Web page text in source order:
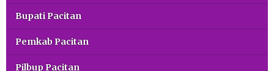
Bupati Pacitan
Pemkab Pacitan
Pilbup Pacitan